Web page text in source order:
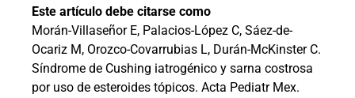
Este artículo debe citarse como
Morán-Villaseñor E, Palacios-López C, Sáez-de-
Ocariz M, Orozco-Covarrubias L, Durán-McKinster C.
Síndrome de Cushing iatrogénico y sarna costrosa
por uso de esteroides tópicos. Acta Pediatr Mex.